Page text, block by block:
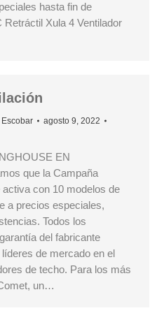
hasta fin de
Xula 4 Ventilador
Escobar
agosto 9, 2022
EN
que la Campaña
con 10 modelos de
a precios especiales,
Todos los
del fabricante
de mercado en el
de techo. Para los más
un…